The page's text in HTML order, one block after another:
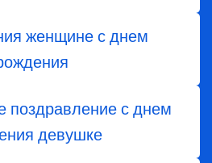
женщине с днем
поздравление с днем
девушке